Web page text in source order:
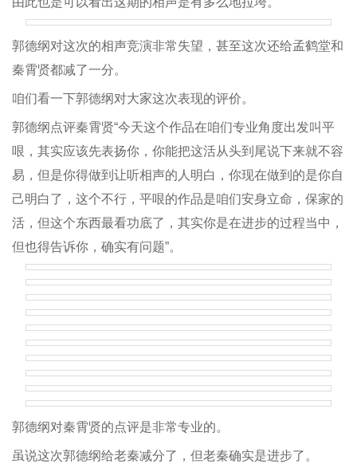
郭德纲对这次的相声竞演非常失望，甚至这次还给孟鹤堂和
秦霄贤都减了一分。
咱们看一下郭德纲对大家这次表现的评价。
郭德纲点评秦霄贤“今天这个作品在咱们专业角度出发叫平
哏，其实应该先表扬你，你能把这活从头到尾说下来就不容
易，但是你得做到让听相声的人明白，你现在做到的是你自
己明白了，这个不行，平哏的作品是咱们安身立命，保家的
活，但这个东西最看功底了，其实你是在进步的过程当中，
但也得告诉你，确实有问题”。
郭德纲对秦霄贤的点评是非常专业的。
虽说这次郭德纲给老秦减分了，但老秦确实是进步了。